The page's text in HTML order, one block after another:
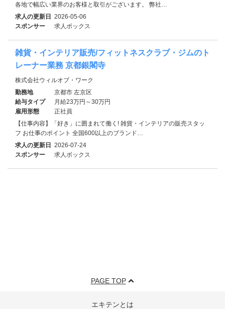
各地で幅広い業界のお客様と取引がございます。 弊社…
求人の更新日 2026-05-06
スポンサー
求人ボックス
雑貨・インテリア販売/フィットネスクラブ・ジムのト
レーナー業務 京都銀閣寺
株式会社ウィルオブ・ワーク
勤務地
京都市 左京区
給与タイプ
月給23万円～30万円
雇用形態
正社員
【仕事内容】「好き」に囲まれて働く! 雑貨・インテリアの販売スタッ
フ お仕事のポイント 全国600以上のブランド…
求人の更新日 2026-07-24
スポンサー
求人ボックス
PAGE TOP
エキテンとは